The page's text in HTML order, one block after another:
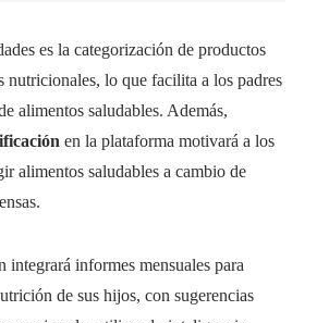
es la categorización de productos
nutricionales, lo que facilita a los padres
alimentos saludables. Además,
en la plataforma motivará a los
alimentos saludables a cambio de
integrará informes mensuales para
de sus hijos, con sugerencias